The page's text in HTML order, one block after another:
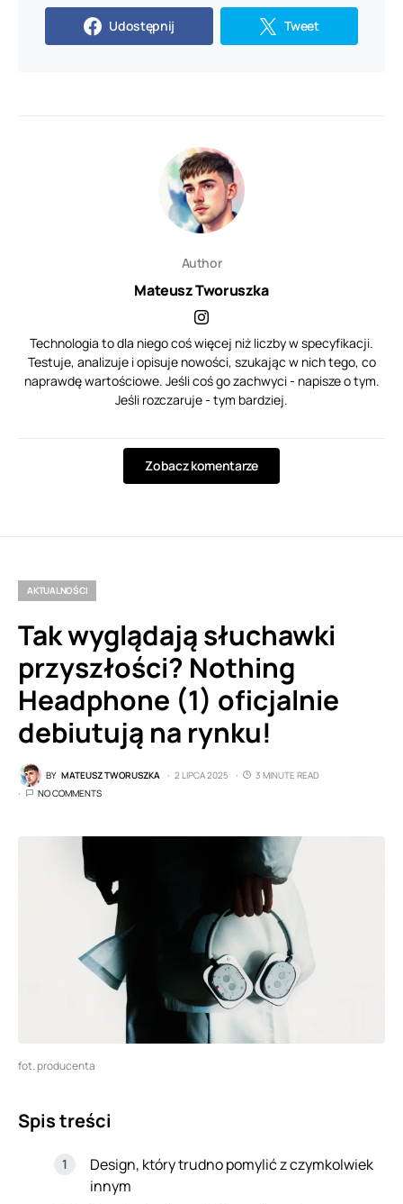
Udostępnij Tweet
Author
Mateusz Tworuszka
Technologia to dla niego coś więcej niż liczby w specyfikacji.
Testuje, analizuje i opisuje nowości, szukając w nich tego, co
naprawdę wartościowe. Jeśli coś go zachwyci - napisze o tym.
Jeśli rozczaruje - tym bardziej.
Zobacz komentarze
AKTUALNOŚCI
Tak wyglądają słuchawki
przyszłości? Nothing
Headphone (1) oficjalnie
debiutują na rynku!
BY MATEUSZ TWORUSZKA 2 LIPCA 2025
3 MINUTE READ
NO COMMENTS
fot. producenta
Spis treści
Design, który trudno pomylić z czymkolwiek
innym